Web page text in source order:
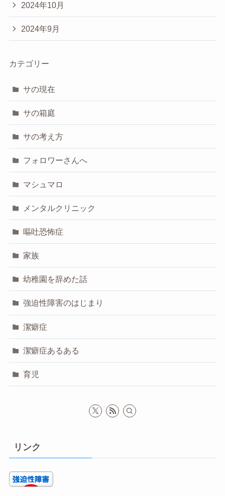
2024年10月
2024年9月
カテゴリー
サの現在
サの箱庭
サの考え方
フォロワーさんへ
マシュマロ
メンタルクリニック
嘔吐恐怖症
家族
幼稚園を辞めた話
強迫性障害のはじまり
潔癖症
潔癖症あるある
育児
リンク